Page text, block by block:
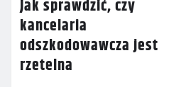
Jak sprawdzić, czy
kancelaria
odszkodowawcza jest
rzetelna